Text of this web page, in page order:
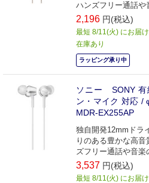
ハンズフリー通話や
2,196 円(税込)
最短 8/11(火) にお届け
在庫あり
ラッピング承り中
ソニー SONY 有
ン・マイク 対応 /
MDR-EX255AP
独自開発12mmドラ
りのある豊かな高
ズフリー通話や音
3,537 円(税込)
最短 8/11(火) にお届け